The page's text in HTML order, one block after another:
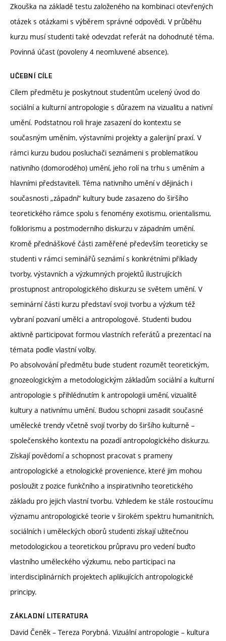
Zkouška na základě testu založeného na kombinaci otevřených
otázek s otázkami s výběrem správné odpovědi. V průběhu
kurzu musí studenti také odevzdat referát na dohodnuté téma.
Povinná účast (povoleny 4 neomluvené absence).
UČEBNÍ CÍLE
Cílem předmětu je poskytnout studentům ucelený úvod do
sociální a kulturní antropologie s důrazem na vizualitu a nativní
umění. Podstatnou roli hraje zasazení do kontextu se
současným uměním, výstavními projekty a galerijní praxí. V
rámci kurzu budou posluchači seznámeni s problematikou
nativního (domorodého) umění, jeho rolí na trhu s uměním a
hlavními představiteli. Téma nativního umění v dějinách i
současnosti „západní“ kultury bude zasazeno do širšího
teoretického rámce spolu s fenomény exotismu, orientalismu,
folklorismu a postmoderního diskurzu v západním umění.
Kromě přednáškové části zaměřené především teoreticky se
studenti v rámci seminářů seznámí s konkrétními příklady
tvorby, výstavních a výzkumných projektů ilustrujících
prostupnost antropologického diskurzu se světem umění. V
seminární části kurzu představí svoji tvorbu a výzkum též
vybraní pozvaní umělci a antropologové. Studenti budou
aktivně participovat formou vlastních referátů a prezentací na
témata podle vlastní volby.
Po absolvování předmětu bude student rozumět teoretickým,
gnozeologickým a metodologickým základům sociální a kulturní
antropologie s přihlédnutím k antropologii umění, vizualitě
kultury a nativnímu umění. Budou schopni zasadit současné
umělecké trendy včetně svojí tvorby do širšího kulturně –
společenského kontextu na pozadí antropologického diskurzu.
Získají povědomí a schopnost pracovat s prameny
antropologické a etnologické provenience, které jim mohou
posloužit z pozice funkčního a inspirativního teoretického
základu pro jejich vlastní tvorbu. Vzhledem ke stále rostoucímu
významu antropologické teorie v širokém spektru humanitních,
sociálních i uměleckých oborů studenti získají užitečnou
metodologickou a teoretickou průpravu pro vedení buďto
vlastního uměleckého výzkumu, nebo participaci na
interdisciplinárních projektech aplikujících antropologické
principy.
ZÁKLADNÍ LITERATURA
David Čeněk – Tereza Porybná. Vizuální antropologie – kultura